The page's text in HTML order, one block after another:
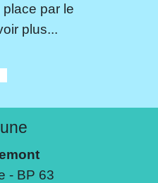
par le
plus...
- BP 63